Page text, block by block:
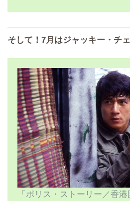
そして！7月はジャッキー・チ
「ポリス・ストーリー／香